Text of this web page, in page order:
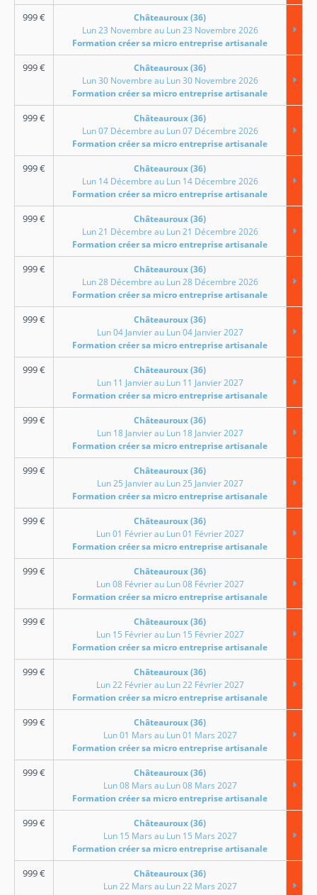
999€
Châteauroux (36)
Lun 23 Novembre au Lun 23 Novembre 2026
Formation créer sa micro entreprise artisanale
999€
Châteauroux (36)
Lun 30 Novembre au Lun 30 Novembre 2026
Formation créer sa micro entreprise artisanale
999€
Châteauroux (36)
Lun 07 Décembre au Lun 07 Décembre 2026
Formation créer sa micro entreprise artisanale
999€
Châteauroux (36)
Lun 14 Décembre au Lun 14 Décembre 2026
Formation créer sa micro entreprise artisanale
999€
Châteauroux (36)
Lun 21 Décembre au Lun 21 Décembre 2026
Formation créer sa micro entreprise artisanale
999€
Châteauroux (36)
Lun 28 Décembre au Lun 28 Décembre 2026
Formation créer sa micro entreprise artisanale
999€
Châteauroux (36)
Lun 04 Janvier au Lun 04 Janvier 2027
Formation créer sa micro entreprise artisanale
999€
Châteauroux (36)
Lun 11 Janvier au Lun 11 Janvier 2027
Formation créer sa micro entreprise artisanale
999€
Châteauroux (36)
Lun 18 Janvier au Lun 18 Janvier 2027
Formation créer sa micro entreprise artisanale
999€
Châteauroux (36)
Lun 25 Janvier au Lun 25 Janvier 2027
Formation créer sa micro entreprise artisanale
999€
Châteauroux (36)
Lun 01 Février au Lun 01 Février 2027
Formation créer sa micro entreprise artisanale
999€
Châteauroux (36)
Lun 08 Février au Lun 08 Février 2027
Formation créer sa micro entreprise artisanale
999€
Châteauroux (36)
Lun 15 Février au Lun 15 Février 2027
Formation créer sa micro entreprise artisanale
999€
Châteauroux (36)
Lun 22 Février au Lun 22 Février 2027
Formation créer sa micro entreprise artisanale
999€
Châteauroux (36)
Lun 01 Mars au Lun 01 Mars 2027
Formation créer sa micro entreprise artisanale
999€
Châteauroux (36)
Lun 08 Mars au Lun 08 Mars 2027
Formation créer sa micro entreprise artisanale
999€
Châteauroux (36)
Lun 15 Mars au Lun 15 Mars 2027
Formation créer sa micro entreprise artisanale
999€
Châteauroux (36)
Lun 22 Mars au Lun 22 Mars 2027